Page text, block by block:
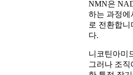
NMN은
하는 과정에
로 전환합니
다.
니코틴아미
그러나 조